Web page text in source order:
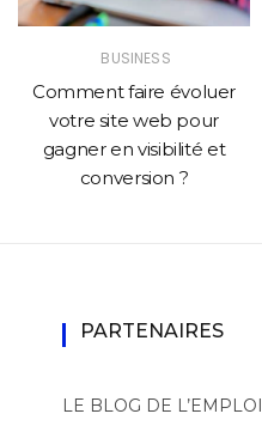
BUSINESS
Comment faire évoluer
votre site web pour
gagner en visibilité et
conversion ?
PARTENAIRES
LE BLOG DE L’EMPLOI